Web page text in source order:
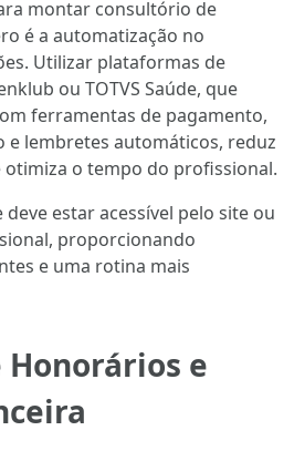
montar consultório de
é a automatização no
Utilizar plataformas de
ou TOTVS Saúde, que
ferramentas de pagamento,
e lembretes automáticos, reduz
otimiza o tempo do profissional.
estar acessível pelo site ou
proporcionando
e uma rotina mais
e